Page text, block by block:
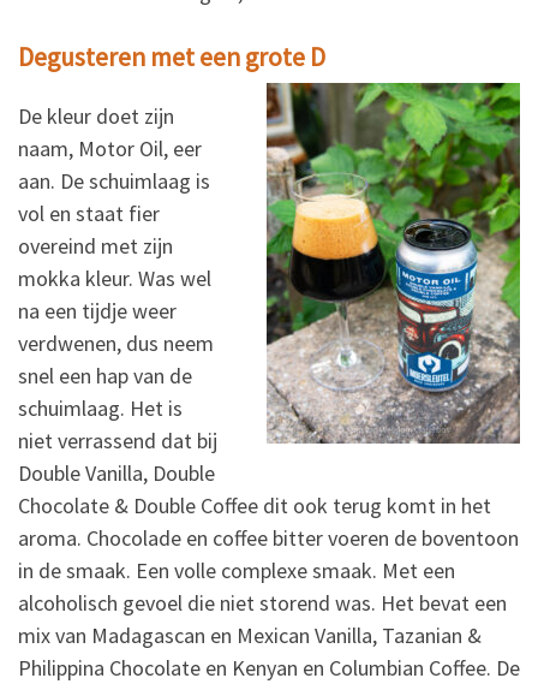
Degusteren met een grote D
De kleur doet zijn
naam, Motor Oil, eer
aan. De schuimlaag is
vol en staat fier
overeind met zijn
mokka kleur. Was wel
na een tijdje weer
verdwenen, dus neem
snel een hap van de
schuimlaag. Het is
niet verrassend dat bij
Double Vanilla, Double
Chocolate & Double Coffee dit ook terug komt in het
aroma. Chocolade en coffee bitter voeren de boventoon
in de smaak. Een volle complexe smaak. Met een
alcoholisch gevoel die niet storend was. Het bevat een
mix van Madagascan en Mexican Vanilla, Tazanian &
Philippina Chocolate en Kenyan en Columbian Coffee. De